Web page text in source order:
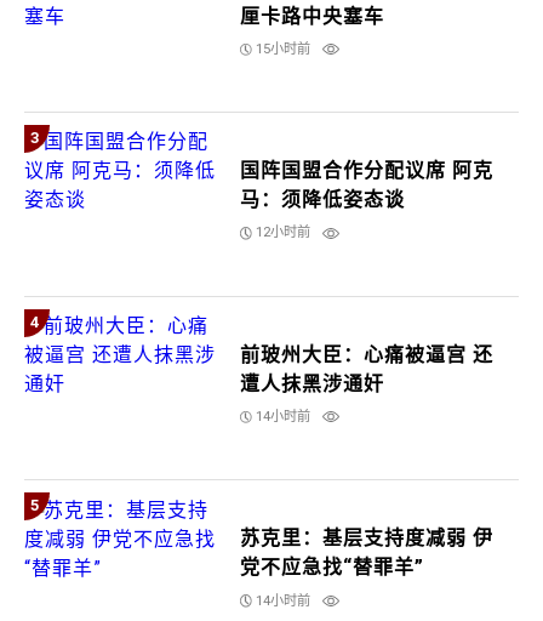
厘卡路中央塞车
15小时前
3
国阵国盟合作分配议席 阿克
马：须降低姿态谈
12小时前
4
前玻州大臣：心痛被逼宫 还
遭人抹黑涉通奸
14小时前
5
苏克里：基层支持度减弱 伊
党不应急找“替罪羊”
14小时前